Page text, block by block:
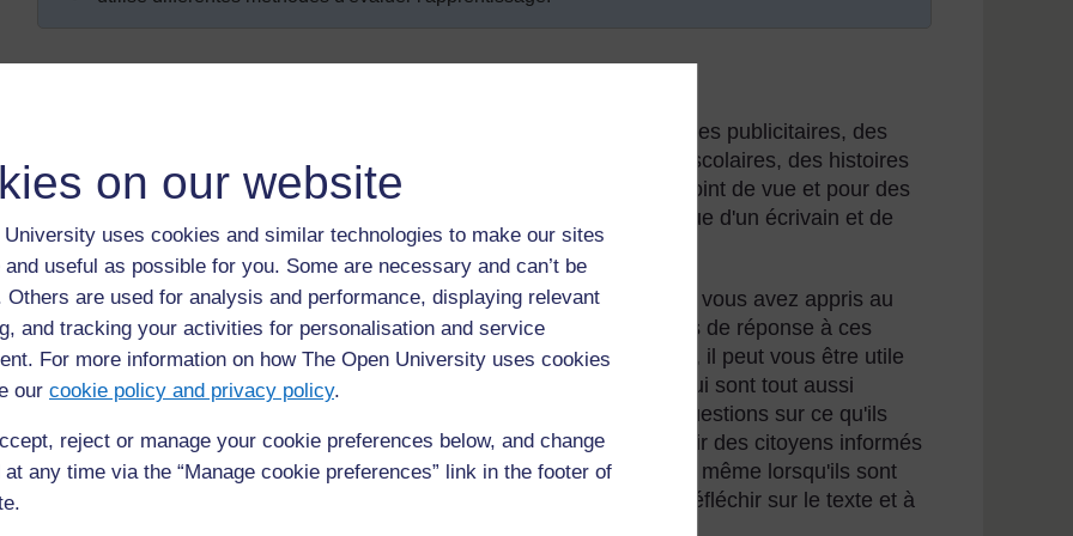
on our website
University uses cookies and similar technologies to make our sites
useful as possible for you. Some are necessary and can’t be
Others are used for analysis and performance, displaying relevant
and tracking your activities for personalisation and service
For more information on how The Open University uses cookies
our cookie policy and privacy policy.
reject or manage your cookie preferences below, and change
any time via the “Manage cookie preferences” link in the footer of
Tous les écrivains, qu'ils rédigent des discours politiques, des annonces publicitaires, des
articles de journaux et de magazines, des manuels universitaires ou scolaires, des histoires
pour enfants, ou tout autre type de texte, le font en fonction de leur point de vue et pour des
raisons spécifiques. Il est important de pouvoir identifier le point de vue d'un écrivain et de
pouvoir décider si l’on est d'accord ou pas avec son opinion.
En réfléchissant à vos propres expériences et croyances, et à ce que vous avez appris au
cours de vos études, vous pourrez disposer de davantage d’éléments de réponse à ces
questions quel que soit le texte que vous lisez. En tant qu'enseignant, il peut vous être utile
de comprendre que les enfants peuvent avoir des idées différentes qui sont tout aussi
valables que les vôtres. En enseignant aux enfants à se poser des questions sur ce qu'ils
lisent et à analyser différents points de vue, vous les aiderez à devenir des citoyens informés
et à l'esprit critique développé. Vous pouvez commencer cet exercice même lorsqu'ils sont
très jeunes. Lorsque vous leur lisez des histoires, encouragez-les à réfléchir sur le texte et à